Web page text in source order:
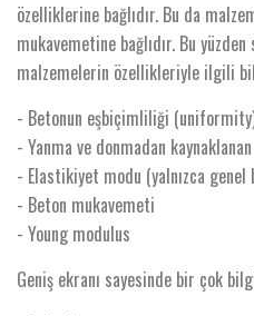
özelliklerine bağlıdır. Bu da
mukavemetine bağlıdır. Bu
malzemelerin özellikleriyle ilgili
- Betonun eşbiçimliliği
- Yanma ve donmadan
- Elastikiyet modu (yalnızca
- Beton mukavemeti
- Young modulus
Geniş ekranı sayesinde bir çok